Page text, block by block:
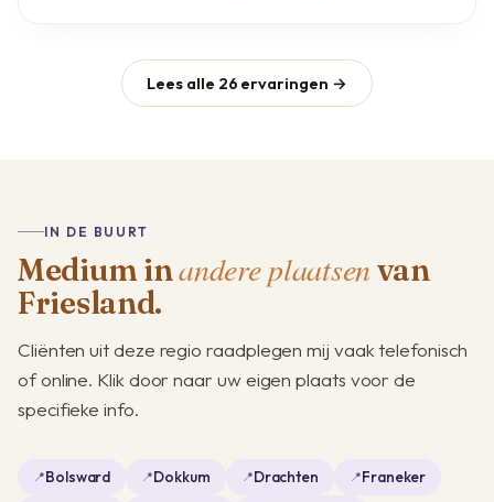
Lees alle 26 ervaringen →
IN DE BUURT
Medium inandere plaatsen van
Friesland.
Cliënten uit deze regio raadplegen mij vaak telefonisch
of online. Klik door naar uw eigen plaats voor de
specifieke info.
Bolsward Dokkum Drachten
Franeker